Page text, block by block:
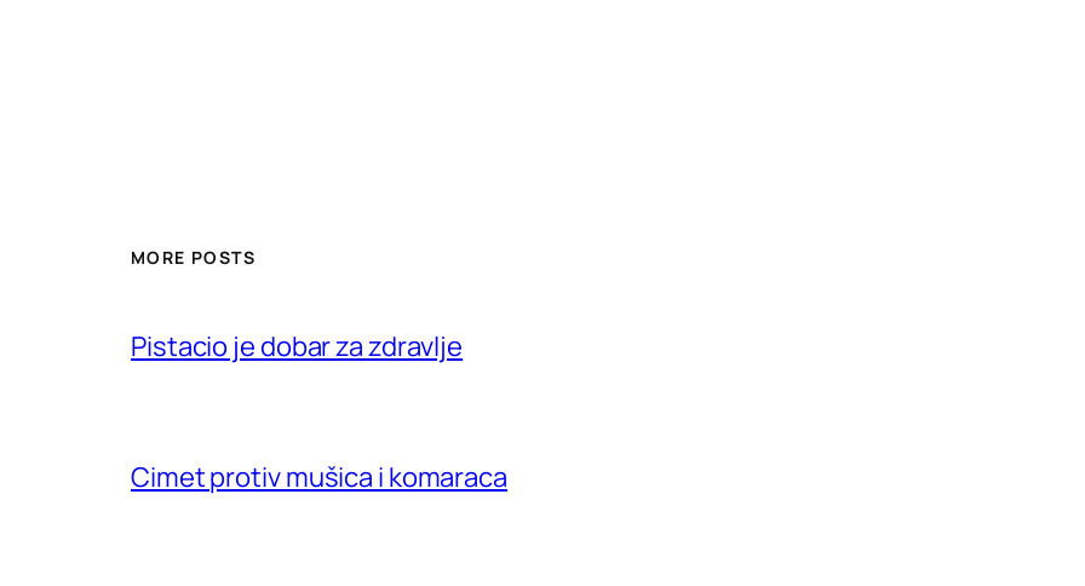
MORE POSTS
Pistacio je dobar za zdravlje
Cimet protiv mušica i komaraca